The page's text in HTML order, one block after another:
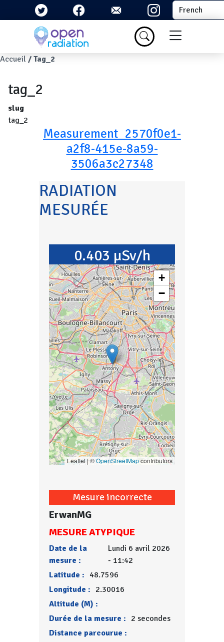
Aller au contenu principal Select your
Menu du
Fil d'Ariane
Accueil Tag_2
tag_2
slug
tag_2
Measurement_2570f0e1-
a2f8-415e-8a59-
3506a3c27348
RADIATION
MESURÉE
0.403 µSv/h
+
−
Leaflet | ©OpenStreetMapcontributors
Mesure incorrecte
ErwanMG
MESURE ATYPIQUE
Date de la
mesure :
Lundi 6 avril 2026
- 11:42
Latitude : 48.7596
Longitude : 2.30016
Altitude (M) :
Durée de la mesure : 2 secondes
Distance parcourue :